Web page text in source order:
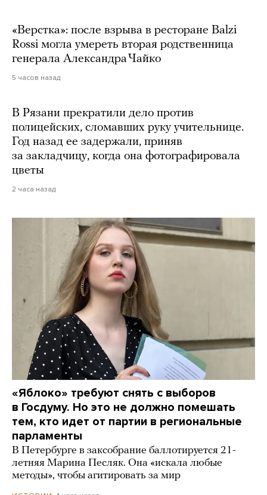
«Верстка»: после взрыва в ресторане Balzi
Rossi могла умереть вторая родственница
генерала Александра Чайко
5 часов назад
В Рязани прекратили дело против
полицейских, сломавших руку учительнице.
Год назад ее задержали, приняв
за закладчицу, когда она фотографировала
цветы
2 часа назад
«Яблоко» требуют снять с выборов
в Госдуму. Но это не должно помешать
тем, кто идет от партии в региональные
парламенты
В Петербурге в заксобрание баллотируется 21-
летняя Марина Песляк. Она «искала любые
методы», чтобы агитировать за мир